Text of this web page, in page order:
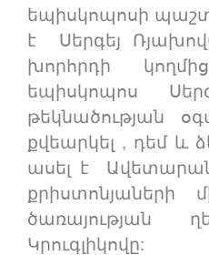
եպիսկոպոսի
է Սերգեյ
խորհրդի
եպիսկոպոս
թեկնածության
քվեարկել , դեմ և
ասել է
քրիստոնյաների
ծառայության
Կրուգլիկովը: